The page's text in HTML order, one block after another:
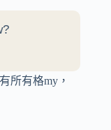
所有格my，